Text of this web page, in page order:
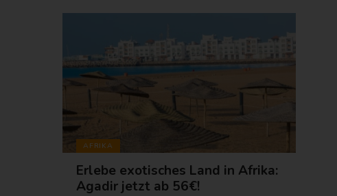
AFRIKA
Erlebe exotisches Land in Afrika:
Agadir jetzt ab 56€!